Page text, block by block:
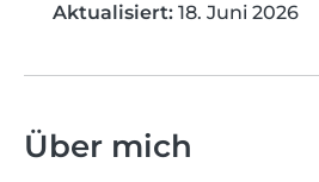
Aktualisiert: 18. Juni 2026
Über mich